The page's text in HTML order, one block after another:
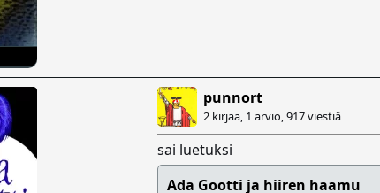
punnort
2 kirjaa, 1 arvio,917 viestiä
sai luetuksi
Ada Gootti ja hiiren haamu